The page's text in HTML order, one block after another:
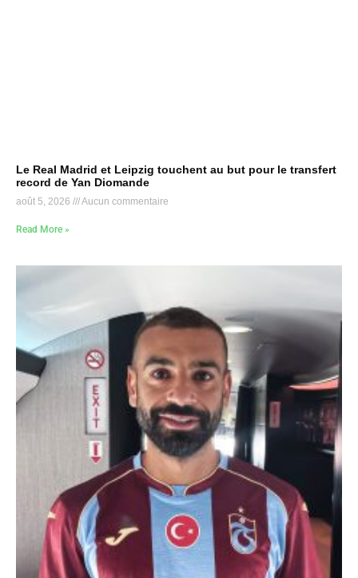
Le Real Madrid et Leipzig touchent au but pour le transfert
record de Yan Diomande
août 5, 2026 Aucun commentaire
Read More »